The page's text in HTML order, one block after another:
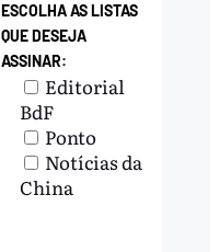
ESCOLHA AS LISTAS
QUE DESEJA
ASSINAR:
Editorial
BdF
Ponto
Notícias da
China